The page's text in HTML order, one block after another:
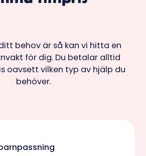
har vi en av Sveriges mest
som kompenserar
kronor via
Ansvar-, olycksfall- och
behov är så kan vi hitta en
för dig. Du betalar alltid
oavsett vilken typ av hjälp du
behöver.